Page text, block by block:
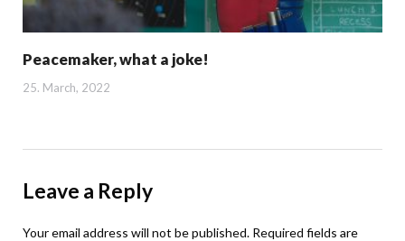
Peacemaker, what a joke!
25. March, 2022
Leave a Reply
Your email address will not be published. Required fields are